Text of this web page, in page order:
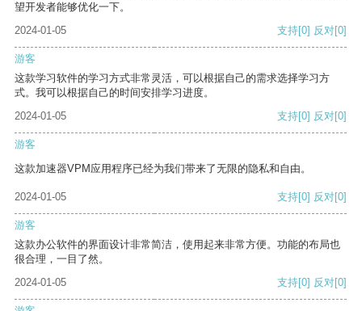
望开发者能够优化一下。
2024-01-05
支持[0] 反对[0]
游客
这款学习软件的学习方式非常灵活，可以根据自己的需求选择学习方
式。我可以根据自己的时间安排学习进度。
2024-01-05
支持[0] 反对[0]
游客
这款加速器VPM应用程序已经为我们带来了无限的隐私和自由。
2024-01-05 支持[0] 反对[0]
游客
这款办公软件的界面设计非常简洁，使用起来非常方便。功能的布局也
很合理，一目了然。
2024-01-05
支持[0] 反对[0]